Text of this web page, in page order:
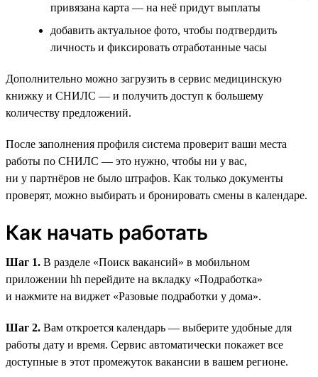
привязана карта — на неё придут выплаты
добавить актуальное фото, чтобы подтвердить
личность и фиксировать отработанные часы
Дополнительно можно загрузить в сервис медицинскую
книжку и СНИЛС — и получить доступ к большему
количеству предложений.
После заполнения профиля система проверит ваши места
работы по СНИЛС — это нужно, чтобы ни у вас,
ни у партнёров не было штрафов. Как только документы
проверят, можно выбирать и бронировать смены в календаре.
Как начать работать
Шаг 1. В разделе «Поиск вакансий» в мобильном
приложении hh перейдите на вкладку «Подработка»
и нажмите на виджет «Разовые подработки у дома».
Шаг 2. Вам откроется календарь — выберите удобные для
работы дату и время. Сервис автоматически покажет все
доступные в этот промежуток вакансии в вашем регионе.